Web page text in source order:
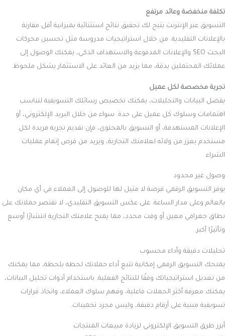
تكلفة منخفضة وعائد مرتفع
التسويق عبر الإنترنت يتيح لك تحقيق نتائج استثنائية بميزانية أقل مقارنة
بالإعلانات التقليدية. من خلال استراتيجيات مدروسة مثل تحسين محركات
البحث SEO والإعلانات المدفوعة والاستهداف الذكي، يمكنك الوصول إلى
عملائك المحتملين بدقة، مما يزيد من العائد على الاستثمار بشكل ملحوظ.
تجربة مخصصة لكل عميل
بفضل البيانات والتحليلات، يمكنك تخصيص رسائلك التسويقية لتناسب
اهتمامات وسلوك كل عميل على حدة. سواء من خلال البريد الإلكتروني، أو
الإعلانات المستهدفة، أو التسويق بالمحتوى، فإن تقديم تجربة فريدة لكل
مستخدم يعزز من ولائه لعلامتك التجارية، ويزيد من فرص إتمام عمليات
الشراء.
وصول غير محدود
يوفر التسويق الرقمي فرصة لا مثيل لها للوصول إلى العملاء في أي مكان
بالعالم وعلى مدار الساعة. على عكس التسويق التقليدي، لا تقتصر حملاتك على
نطاق جغرافي معين أو وقت محدد، مما يمنح علامتك التجارية انتشارًا أوسع
وتأثيرًا أكبر.
تحليلات دقيقة وأداء محسوب
يمنحك التسويق الرقمي إمكانية تتبع أداء حملاتك لحظة بلحظة، مما يمكنك
من تعديل استراتيجياتك وفقًا للنتائج الفعلية. باستخدام أدوات تحليل البيانات،
يمكنك معرفة أكثر الحملات فاعلية، وفهم سلوك العملاء، واتخاذ قرارات
تسويقية مبنية على أرقام دقيقة، وليس مجرد تخمينات.
أبرز طرق التسويق الإلكتروني لزيادة مبيعات المنتجات